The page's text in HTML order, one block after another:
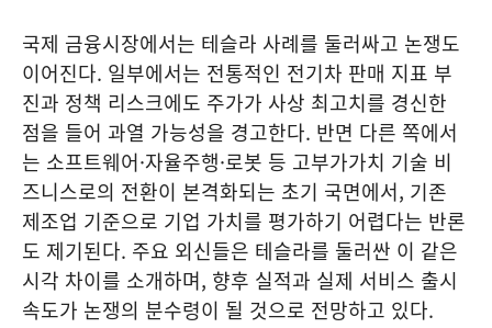
국제 금융시장에서는 테슬라 사례를 둘러싸고 논쟁도
이어진다. 일부에서는 전통적인 전기차 판매 지표 부
진과 정책 리스크에도 주가가 사상 최고치를 경신한
점을 들어 과열 가능성을 경고한다. 반면 다른 쪽에서
는 소프트웨어·자율주행·로봇 등 고부가가치 기술 비
즈니스로의 전환이 본격화되는 초기 국면에서, 기존
제조업 기준으로 기업 가치를 평가하기 어렵다는 반론
도 제기된다. 주요 외신들은 테슬라를 둘러싼 이 같은
시각 차이를 소개하며, 향후 실적과 실제 서비스 출시
속도가 논쟁의 분수령이 될 것으로 전망하고 있다.